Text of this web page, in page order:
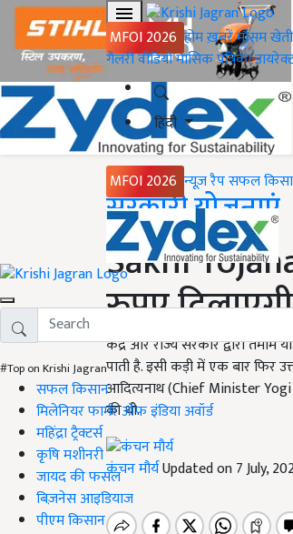
MFOI 2026 होमख़बरेंमौसम
गैलरीवीडियोमासिक पत्रिका
हिंदी
MFOI 2026 न्यूज़ रैपसफल
#Top on Krishi Jagran
सफल किसान
मिलेनियर फार्मर ऑफ इंडिया अवॉर्ड
महिंद्रा ट्रैक्टर्स
कृषि मशीनरी
जायद की फसल
बिज़नेस आइडियाज
पीएम किसान
Home
सरकारी योजनाएं
Sakhi
रुपए
केंद्र और राज्य सरकार द्वारा
पाती है. इसी कड़ी में एक बार फिर
आदित्यनाथ (Chief Minister
की थी.
कंचन मौर्यUpdated on 7 July,